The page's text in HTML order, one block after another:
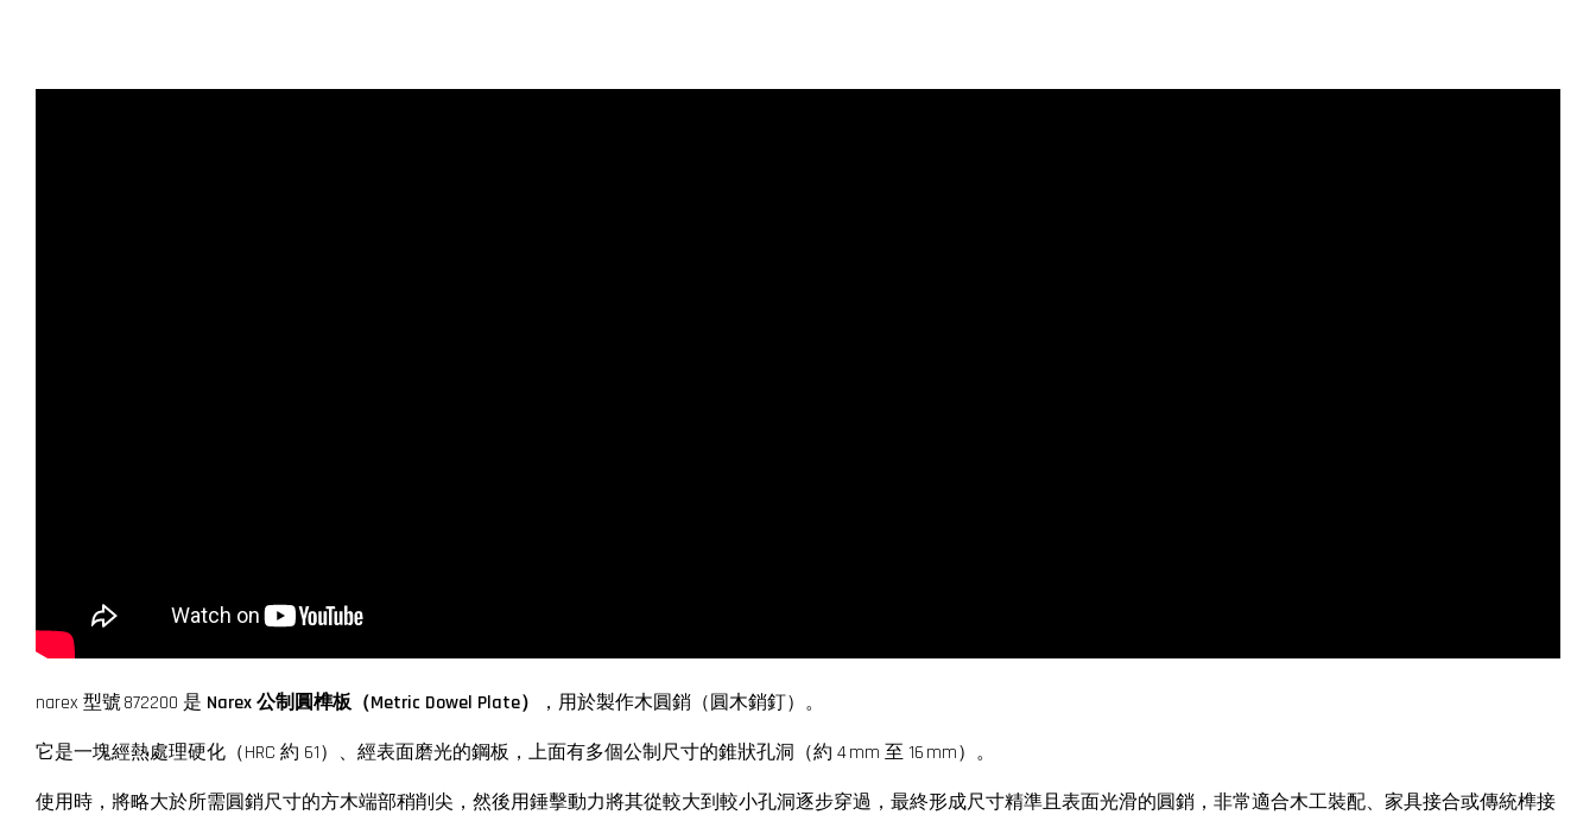
narex 型號 872200 是 Narex 公制圓榫板（Metric Dowel Plate）
，用於製作木圓銷（圓木銷釘）。
它是一塊經熱處理硬化（HRC 約 61）、經表面磨光的鋼板，上面有多個公制尺寸的錐狀孔洞（約 4 mm 至 16 mm）。
使用時，將略大於所需圓銷尺寸的方木端部稍削尖，然後用錘擊動力將其從較大到較小孔洞逐步穿過，最終形成尺寸精準且表面光滑的圓銷，非常適合木工裝配、家具接合或傳統榫接